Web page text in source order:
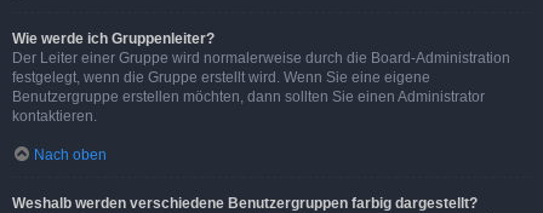
Wie werde ich Gruppenleiter?
Der Leiter einer Gruppe wird normalerweise durch die Board-Administration
festgelegt, wenn die Gruppe erstellt wird. Wenn Sie eine eigene
Benutzergruppe erstellen möchten, dann sollten Sie einen Administrator
kontaktieren.
Nach oben
Weshalb werden verschiedene Benutzergruppen farbig dargestellt?